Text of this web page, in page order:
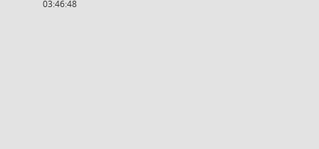
03:46:48